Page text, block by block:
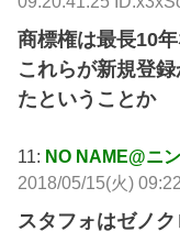
商標権は最長10
これらが新規登
たということか
11: NO NAME@ニ
2018/05/15(火)
スタフォはゼノ